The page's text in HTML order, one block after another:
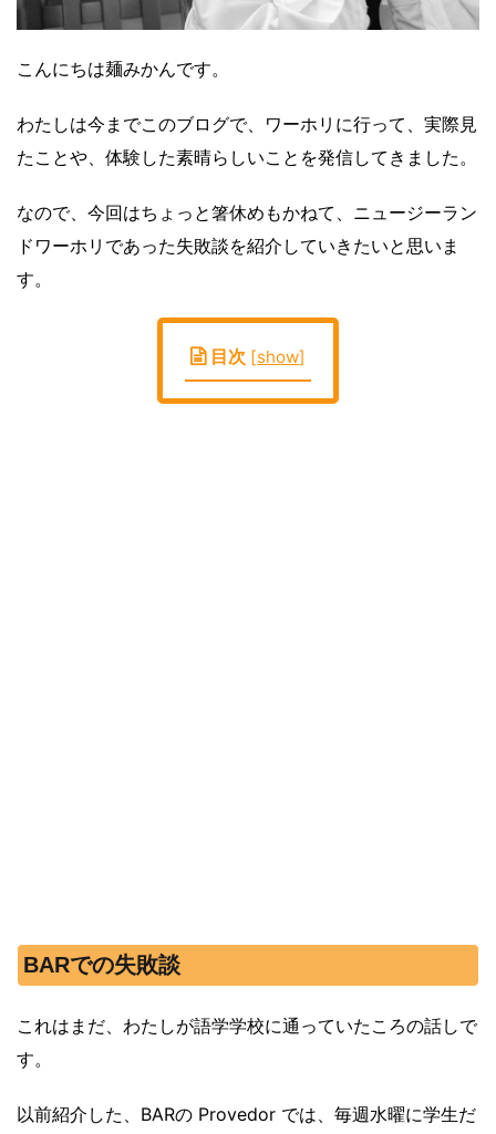
こんにちは麺みかんです。
わたしは今までこのブログで、ワーホリに行って、実際見
たことや、体験した素晴らしいことを発信してきました。
なので、今回はちょっと箸休めもかねて、ニュージーラン
ドワーホリであった失敗談を紹介していきたいと思いま
す。
目次 [show]
BARでの失敗談
これはまだ、わたしが語学学校に通っていたころの話しで
す。
以前紹介した、BARの Provedor では、毎週水曜に学生だ